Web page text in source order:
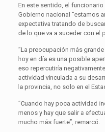
En este sentido, el
Gobierno nacional “estamos
expectativa tratando de
de lo que va a suceder con el
“La preocupación más
hoy en día es una posible
eso repercutiría
actividad vinculada a su
la provincia, no solo en el
“Cuando hay poca actividad
menos y hay que salir a
mucho más fuerte”, remarcó.